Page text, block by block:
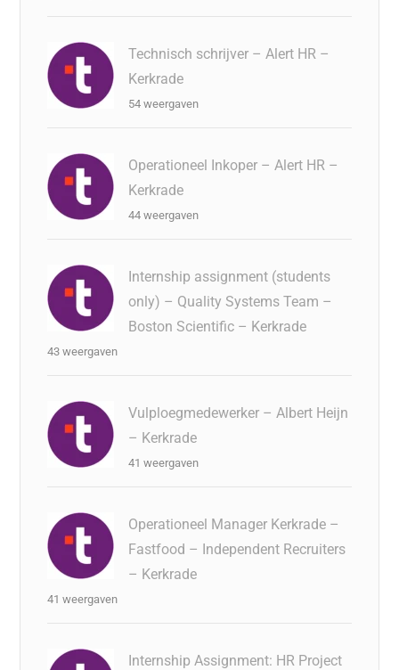
Technisch schrijver – Alert HR –
Kerkrade
54 weergaven
Operationeel Inkoper – Alert HR –
Kerkrade
44 weergaven
Internship assignment (students
only) – Quality Systems Team –
Boston Scientific – Kerkrade
43 weergaven
Vulploegmedewerker – Albert Heijn
– Kerkrade
41 weergaven
Operationeel Manager Kerkrade –
Fastfood – Independent Recruiters
– Kerkrade
41 weergaven
Internship Assignment: HR Project